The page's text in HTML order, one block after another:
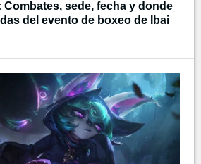
Combates, sede, fecha y donde
del evento de boxeo de Ibai